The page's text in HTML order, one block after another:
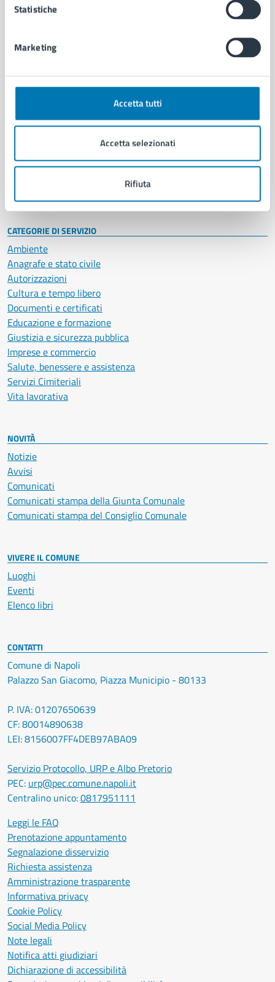
Statistiche
Marketing
Accetta tutti
Accetta selezionati
Rifiuta
Comune di Napoli
AMMINISTRAZIONE
Organi di governo
Enti e fondazioni
Personale amministrativo
Intranet, posta aziendale e protocollo
CATEGORIE DI SERVIZIO
Ambiente
Anagrafe e stato civile
Autorizzazioni
Cultura e tempo libero
Documenti e certificati
Educazione e formazione
Giustizia e sicurezza pubblica
Imprese e commercio
Salute, benessere e assistenza
Servizi Cimiteriali
Vita lavorativa
NOVITÀ
Notizie
Avvisi
Comunicati
Comunicati stampa della Giunta Comunale
Comunicati stampa del Consiglio Comunale
VIVERE IL COMUNE
Luoghi
Eventi
Elenco libri
CONTATTI
Comune di Napoli
Palazzo San Giacomo, Piazza Municipio - 80133
P. IVA: 01207650639
CF: 80014890638
LEI: 8156007FF4DEB97ABA09
Servizio Protocollo, URP e Albo Pretorio
PEC: urp@pec.comune.napoli.it
Centralino unico:0817951111
Leggi le FAQ
Prenotazione appuntamento
Segnalazione disservizio
Richiesta assistenza
Amministrazione trasparente
Informativa privacy
Cookie Policy
Social Media Policy
Note legali
Notifica atti giudiziari
Dichiarazione di accessibilità